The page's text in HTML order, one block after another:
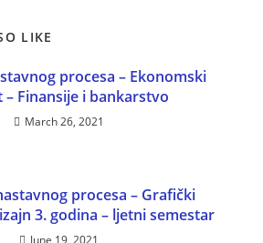
LIKE
procesa – Ekonomski
Finansije i bankarstvo
March 26, 2021
procesa – Grafički
3. godina – ljetni semestar